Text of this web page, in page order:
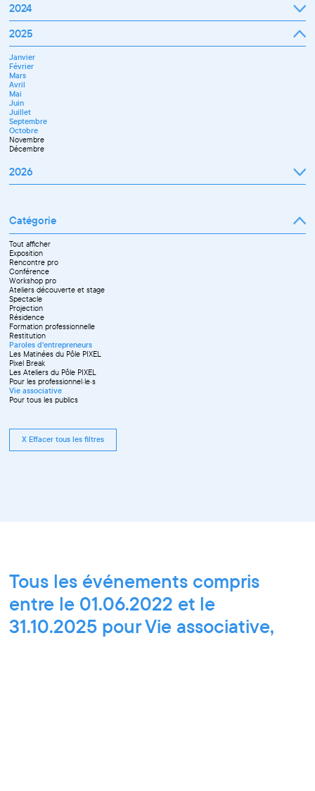
Janvier
Février
Mars
Avril
Juin
Septembre
Octobre
Novembre
Décembre
2024
Janvier
Février
Mars
Avril
Mai
Juin
Juillet
Septembre
Novembre
Décembre
2025
Janvier
Février
Mars
Avril
Mai
Juin
Juillet
Septembre
Octobre
Novembre
Décembre
2026
Avril
Mai
Juin
Septembre
Octobre
Novembre
Catégorie
Tout afficher
Exposition
Rencontre pro
Conférence
Workshop pro
Ateliers découverte et stage
Spectacle
Projection
Résidence
Formation professionnelle
Restitution
Paroles d'entrepreneurs
Les Matinées du Pôle PIXEL
Pixel Break
Les Ateliers du Pôle PIXEL
Pour les professionnel·le·s
Vie associative
Pour tous les publics
X Effacer tous les filtres
Tous les événements compris
entre le 01.06.2022 et le
31.10.2025 pour Vie associative,